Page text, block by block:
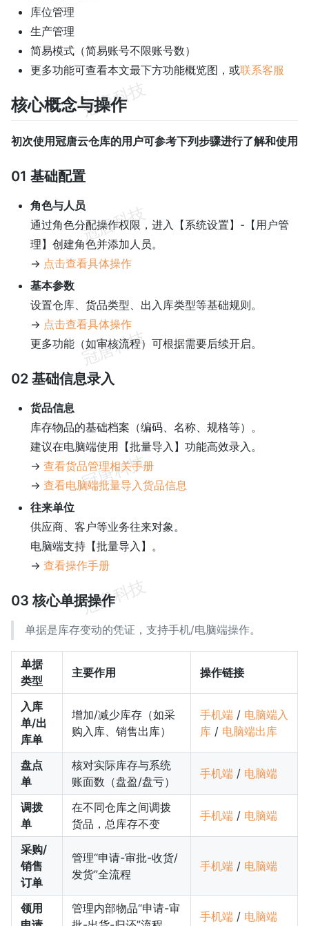
库位管理
生产管理
简易模式（简易账号不限账号数）
更多功能可查看本文最下方功能概览图，或联系客服
核心概念与操作
初次使用冠唐云仓库的用户可参考下列步骤进行了解和使用
01 基础配置
角色与人员
通过角色分配操作权限，进入【系统设置】-【用户管
理】创建角色并添加人员。
→ 点击查看具体操作
基本参数
设置仓库、货品类型、出入库类型等基础规则。
→ 点击查看具体操作
更多功能（如审核流程）可根据需要后续开启。
02 基础信息录入
货品信息
库存物品的基础档案（编码、名称、规格等）。
建议在电脑端使用【批量导入】功能高效录入。
→ 查看货品管理相关手册
→ 查看电脑端批量导入货品信息
往来单位
供应商、客户等业务往来对象。
电脑端支持【批量导入】。
→ 查看操作手册
03 核心单据操作
单据是库存变动的凭证，支持手机/电脑端操作。
单据
类型
主要作用 操作链接
入库
单/出
库单
增加/减少库存（如采
购入库、销售出库）
手机端 / 电脑端入
库 / 电脑端出库
盘点
单
核对实际库存与系统
账面数（盘盈/盘亏）
手机端 / 电脑端
调拨
单
在不同仓库之间调拨
货品，总库存不变
手机端 / 电脑端
采购/
销售
订单
管理“申请-审批-收货/
发货”全流程
手机端 / 电脑端
领用
管理内部物品“申请-审
手机端 / 电脑端